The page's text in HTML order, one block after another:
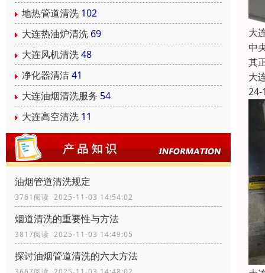
地热管道清洗 102
大连热油炉清洗 69
大连风机清洗48
净化器清洁41
大连油烟清洗服务 54
大连高空清洗 11
油烟管道清洗规定
3761阅读 2025-11-03 14:54:02
烟道清洗的重要性与方法
3817阅读 2025-11-03 14:49:05
探讨油烟管道清洗的六大方法
大
中
其
大
24-